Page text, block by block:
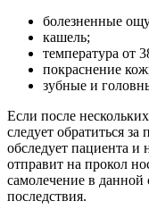
болезненные
кашель;
температура от
покраснение
зубные и
Если после
следует обратиться
обследует пациента и
отправит на прокол
самолечение в данной
последствия.